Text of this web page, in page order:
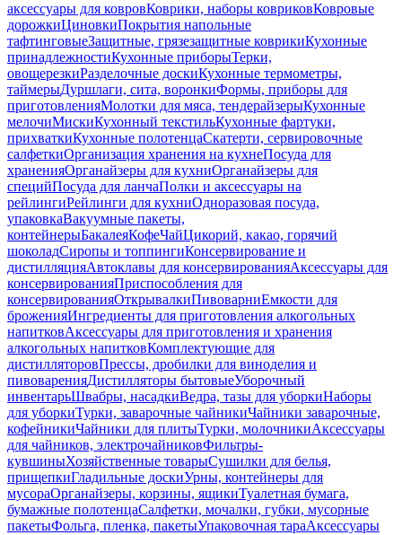
аксессуары для ковровКоврики, наборы ковриковКовровые
дорожкиЦиновкиПокрытия напольные
тафтинговыеЗащитные, грязезащитные коврикиКухонные
принадлежностиКухонные приборыТерки,
овощерезкиРазделочные доскиКухонные термометры,
таймерыДуршлаги, сита, воронкиФормы, приборы для
приготовленияМолотки для мяса, тендерайзерыКухонные
мелочиМискиКухонный текстильКухонные фартуки,
прихваткиКухонные полотенцаСкатерти, сервировочные
салфеткиОрганизация хранения на кухнеПосуда для
храненияОрганайзеры для кухниОрганайзеры для
специйПосуда для ланчаПолки и аксессуары на
рейлингиРейлинги для кухниОдноразовая посуда,
упаковкаВакуумные пакеты,
контейнерыБакалеяКофеЧайЦикорий, какао, горячий
шоколадСиропы и топпингиКонсервирование и
дистилляцияАвтоклавы для консервированияАксессуары для
консервированияПриспособления для
консервированияОткрывалкиПивоварниЕмкости для
броженияИнгредиенты для приготовления алкогольных
напитковАксессуары для приготовления и хранения
алкогольных напитковКомплектующие для
дистилляторовПрессы, дробилки для виноделия и
пивоваренияДистилляторы бытовыеУборочный
инвентарьШвабры, насадкиВедра, тазы для уборкиНаборы
для уборкиТурки, заварочные чайникиЧайники заварочные,
кофейникиЧайники для плитыТурки, молочникиАксессуары
для чайников, электрочайниковФильтры-
кувшиныХозяйственные товарыСушилки для белья,
прищепкиГладильные доскиУрны, контейнеры для
мусораОрганайзеры, корзины, ящикиТуалетная бумага,
бумажные полотенцаСалфетки, мочалки, губки, мусорные
пакетыФольга, пленка, пакетыУпаковочная тараАксессуары